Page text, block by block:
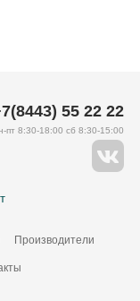
Производители
55 22 22
пт 8:30-18:00 сб 8:30-15:00